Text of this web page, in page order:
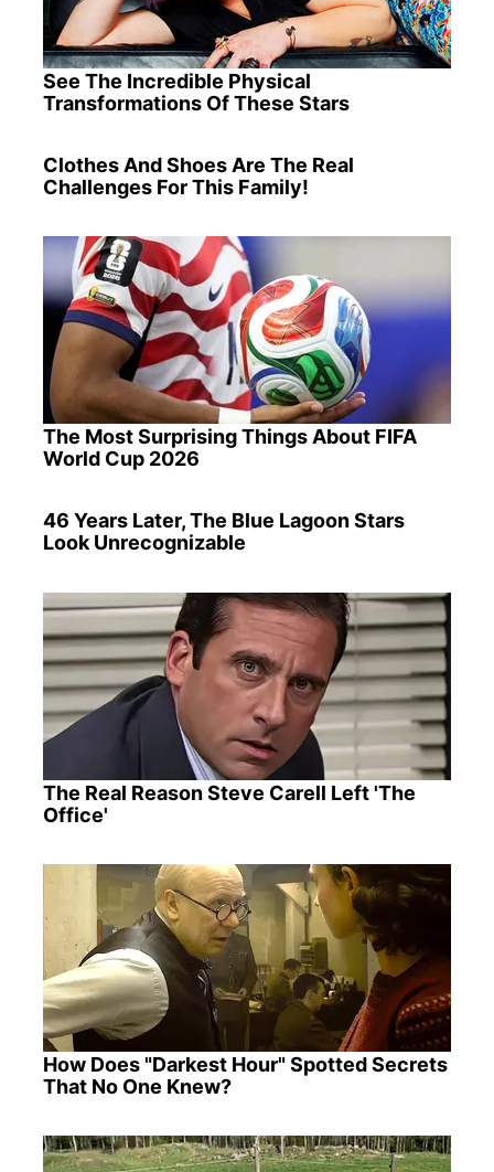
See The Incredible Physical
Transformations Of These Stars
Clothes And Shoes Are The Real
Challenges For This Family!
The Most Surprising Things About FIFA
World Cup 2026
46 Years Later, The Blue Lagoon Stars
Look Unrecognizable
The Real Reason Steve Carell Left 'The
Office'
How Does "Darkest Hour" Spotted Secrets
That No One Knew?